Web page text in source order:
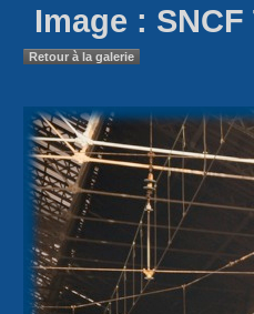
Image :
Retour à la galerie